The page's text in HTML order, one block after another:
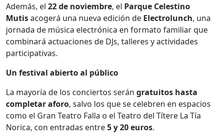
Además, el 22 de noviembre, el Parque Celestino
Mutisacogerá una nueva edición de Electrolunch, una
jornada de música electrónica en formato familiar que
combinará actuaciones de DJs, talleres y actividades
participativas.
Un festival abierto al público
La mayoría de los conciertos serán gratuitos hasta
completar aforo, salvo los que se celebren en espacios
como el Gran Teatro Falla o el Teatro del Títere La Tía
Norica, con entradas entre5 y 20 euros.